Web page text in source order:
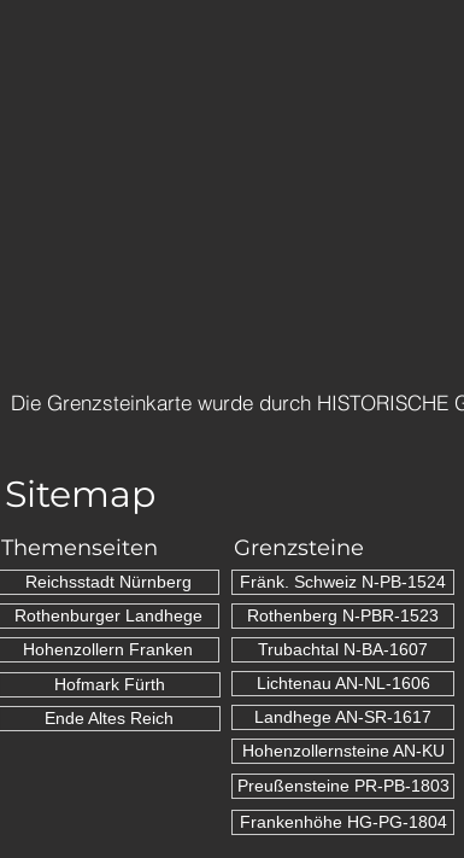
Die Grenzsteinkarte wurde durch
Sitemap
Themenseiten
Reichsstadt Nürnberg
Rothenburger Landhege
Hohenzollern Franken
Hofmark Fürth
Ende Altes Reich
Grenzsteine
Fränk. Schweiz N-PB-1524
Rothenberg N-PBR-1523
Trubachtal N-BA-1607
Lichtenau AN-NL-1606
Landhege AN-SR-1617
Hohenzollernsteine AN-KU
Preußensteine PR-PB-1803
Frankenhöhe HG-PG-1804